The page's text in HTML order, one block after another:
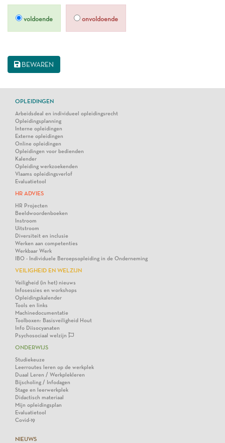
voldoende onvoldoende
BEWAREN
OPLEIDINGEN
Arbeidsdeal en individueel opleidingsrecht
Opleidingsplanning
Interne opleidingen
Externe opleidingen
Online opleidingen
Opleidingen voor bedienden
Kalender
Opleiding werkzoekenden
Vlaams opleidingsverlof
Evaluatietool
HR ADVIES
HR Projecten
Beeldwoordenboeken
Instroom
Uitstroom
Diversiteit en inclusie
Werken aan competenties
Werkbaar Werk
IBO - Individuele Beroepsopleiding in de Onderneming
VEILIGHEID EN WELZIJN
Veiligheid (in het) nieuws
Infosessies en workshops
Opleidingskalender
Tools en links
Machinedocumentatie
Toolboxen: Basisveiligheid Hout
Info Diisocyanaten
Psychosociaal welzijn
ONDERWIJS
Studiekeuze
Leerroutes leren op de werkplek
Duaal Leren / Werkplekleren
Bijscholing / Infodagen
Stage en leerwerkplek
Didactisch materiaal
Mijn opleidingsplan
Evaluatietool
Covid-19
NIEUWS